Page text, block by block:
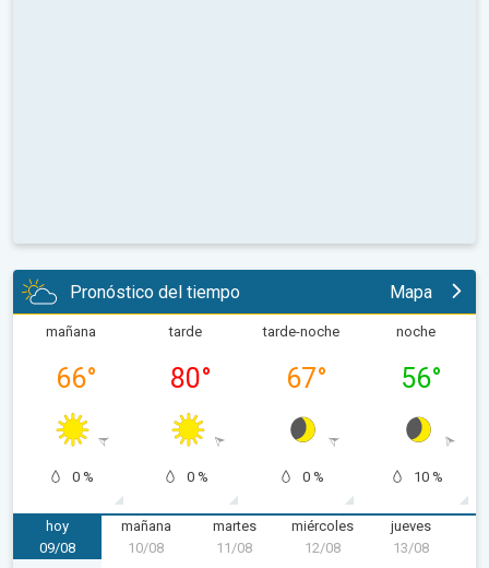
Pronóstico del tiempo Mapa
mañana
66°
0 %
tarde
80°
0 %
tarde-noche
67°
0 %
noche
56°
10 %
hoy
domingo, 09/08
09/08
mañana
10/08
martes
11/08
miércoles
miércoles, 12/08
12/08
jueves
13/08